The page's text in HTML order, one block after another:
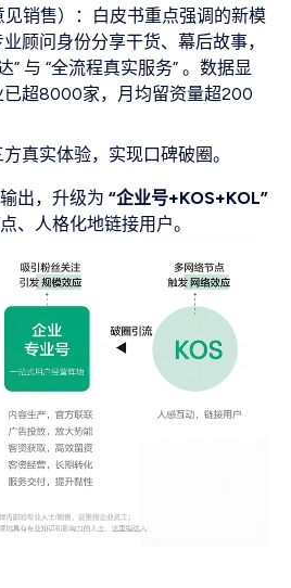
见销售）：白皮书重点强调的新模
顾问身份分享干货、幕后故事，
” 与 “全流程真实服务” 。数据显
已超8000家，月均留资量超200
真实体验，实现口碑破圈。
出，升级为 “企业号+KOS+KOL”
、人格化地链接用户。